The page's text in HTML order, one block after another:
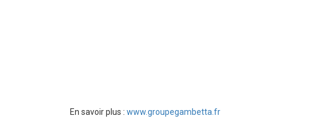
En savoir plus : www.groupegambetta.fr